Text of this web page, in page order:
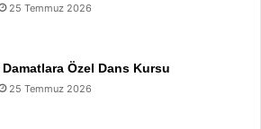
25 Temmuz 2026
Özel Dans Kursu
25 Temmuz 2026